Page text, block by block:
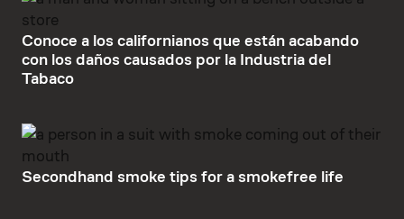
Conoce a los californianos que están acabando
con los daños causados por la Industria del
Tabaco
Secondhand smoke tips for a smokefree life